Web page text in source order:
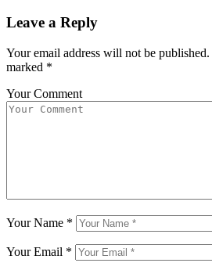
Leave a Reply
Your email address will not be published.
marked *
Your Comment
Your Name *
Your Email *